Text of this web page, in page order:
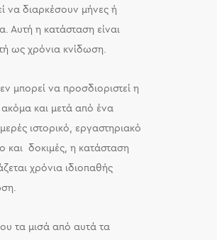
να διαρκέσουν μήνες ή
Αυτή η κατάσταση είναι
ως χρόνια κνίδωση.
μπορεί να προσδιοριστεί η
ακόμα και μετά από ένα
ιστορικό, εργαστηριακό
και δοκιμές, η κατάσταση
χρόνια ιδιοπαθής
τα μισά από αυτά τα